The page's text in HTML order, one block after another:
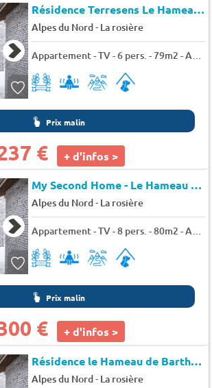
Résidence Terresens Le Hameau de Barthélémy
Alpes du Nord- La rosière
Prix malin
€ + d'infos >
My Second Home - Le Hameau de Barthélémy - Résidence EXCLUSIVE
Alpes du Nord- La rosière
Appartement - TV - 8 pers. - 80m2 - Animaux admis
Prix malin
€ + d'infos >
Résidence le Hameau de Barthélémy
Alpes du Nord- La rosière